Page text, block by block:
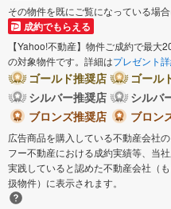
その物件を既にご覧になっている場合
成約でもらえる
【Yahoo!不動産】物件ご成約で最大
の対象物件です。詳細はプレゼント
ゴールド推奨店
ゴール
シルバー推奨店
シルバ
ブロンズ推奨店
ブロン
広告商品を購入している不動産会社
フー不動産における成約実績等、当
実践していると認めた不動産会社（
扱物件）に表示されます。